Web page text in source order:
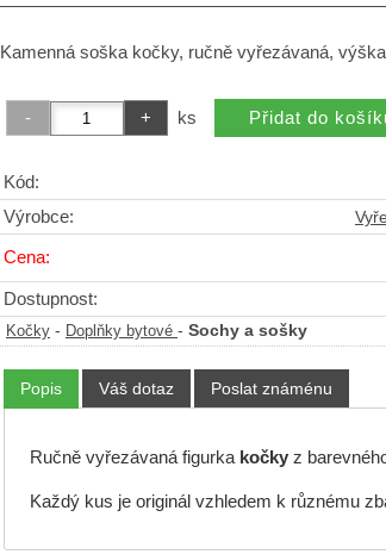
Kamenná soška kočky, ručně vyřezávaná,
ks
Kód:
Výrobce:
Cena:
Dostupnost:
Kočky - Doplňky bytové - Sochy a sošky
Popis Váš dotaz Poslat známénu
Ručně vyřezávaná figurka kočkyz
Každý kus je originál vzhledem k různému